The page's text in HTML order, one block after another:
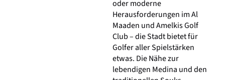
oder moderne
Herausforderungen im Al
Maaden und Amelkis Golf
Club – die Stadt bietet für
Golfer aller Spielstärken
etwas. Die Nähe zur
lebendigen Medina und den